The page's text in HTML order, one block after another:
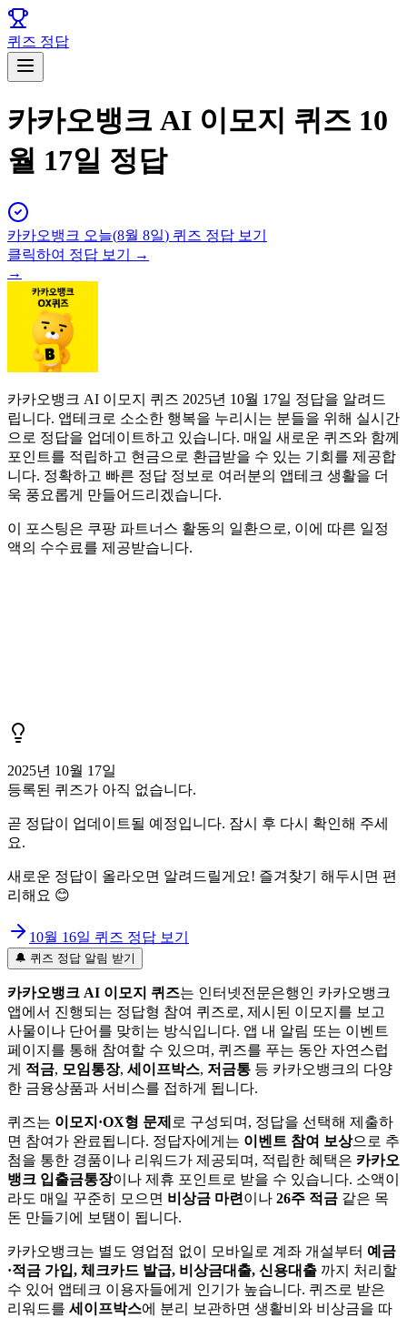
퀴즈 정답
카카오뱅크 AI 이모지 퀴즈 10
월 17일 정답
카카오뱅크 오늘(8월 8일) 퀴즈 정답 보기
클릭하여 정답 보기 →
→
카카오뱅크 AI 이모지 퀴즈 2025년 10월 17일 정답을 알려드
립니다. 앱테크로 소소한 행복을 누리시는 분들을 위해 실시간
으로 정답을 업데이트하고 있습니다. 매일 새로운 퀴즈와 함께
포인트를 적립하고 현금으로 환급받을 수 있는 기회를 제공합
니다. 정확하고 빠른 정답 정보로 여러분의 앱테크 생활을 더
욱 풍요롭게 만들어드리겠습니다.
이 포스팅은 쿠팡 파트너스 활동의 일환으로, 이에 따른 일정
액의 수수료를 제공받습니다.
2025년 10월 17일
등록된 퀴즈가 아직 없습니다.
곧 정답이 업데이트될 예정입니다. 잠시 후 다시 확인해 주세
요.
새로운 정답이 올라오면 알려드릴게요! 즐겨찾기 해두시면 편
리해요 😊
10월 16일 퀴즈 정답 보기
🔔 퀴즈 정답 알림 받기
카카오뱅크 AI 이모지 퀴즈는 인터넷전문은행인 카카오뱅크
앱에서 진행되는 정답형 참여 퀴즈로, 제시된 이모지를 보고
사물이나 단어를 맞히는 방식입니다. 앱 내 알림 또는 이벤트
페이지를 통해 참여할 수 있으며, 퀴즈를 푸는 동안 자연스럽
게 적금, 모임통장, 세이프박스, 저금통 등 카카오뱅크의 다양
한 금융상품과 서비스를 접하게 됩니다.
퀴즈는 이모지·OX형 문제 로 구성되며, 정답을 선택해 제출하
면 참여가 완료됩니다. 정답자에게는 이벤트 참여 보상으로 추
첨을 통한 경품이나 리워드가 제공되며, 적립한 혜택은 카카오
뱅크 입출금통장이나 제휴 포인트로 받을 수 있습니다. 소액이
라도 매일 꾸준히 모으면 비상금 마련 이나 26주 적금 같은 목
돈 만들기에 보탬이 됩니다.
카카오뱅크는 별도 영업점 없이 모바일로 계좌 개설부터 예금
·적금 가입, 체크카드 발급, 비상금대출, 신용대출 까지 처리할
수 있어 앱테크 이용자들에게 인기가 높습니다. 퀴즈로 받은
리워드를 세이프박스에 분리 보관하면 생활비와 비상금을 따